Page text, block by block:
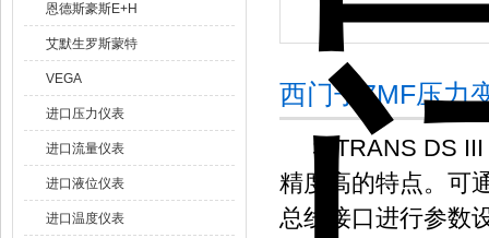
恩德斯豪斯E+H
艾默生罗斯蒙特
VEGA
进口压力仪表
进口流量仪表
进口液位仪表
进口温度仪表
西门子7MF压力
SITRANS DS III
精度高的特点。可
总线接口进行参数